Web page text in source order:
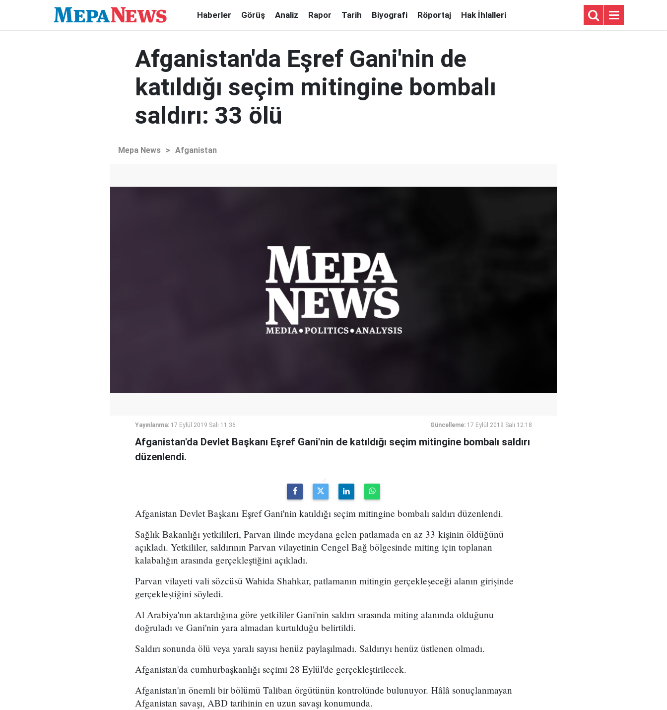
Haberler Görüş Analiz Rapor Tarih Biyografi Röportaj Hak İhlalleri
Afganistan'da Eşref Gani'nin de
katıldığı seçim mitingine bombalı
saldırı: 33 ölü
Mepa News > Afganistan
Yayınlanma: 17 Eylül 2019 Salı 11:36 Güncelleme: 17 Eylül 2019 Salı 12:18
Afganistan'da Devlet Başkanı Eşref Gani'nin de katıldığı seçim mitingine bombalı saldırı
düzenlendi.
Afganistan Devlet Başkanı Eşref Gani'nin katıldığı seçim mitingine bombalı saldırı düzenlendi.
Sağlık Bakanlığı yetkilileri, Parvan ilinde meydana gelen patlamada en az 33 kişinin öldüğünü
açıkladı. Yetkililer, saldırının Parvan vilayetinin Cengel Bağ bölgesinde miting için toplanan
kalabalığın arasında gerçekleştiğini açıkladı.
Parvan vilayeti vali sözcüsü Wahida Shahkar, patlamanın mitingin gerçekleşeceği alanın girişinde
gerçekleştiğini söyledi.
Al Arabiya'nın aktardığına göre yetkililer Gani'nin saldırı sırasında miting alanında olduğunu
doğruladı ve Gani'nin yara almadan kurtulduğu belirtildi.
Saldırı sonunda ölü veya yaralı sayısı henüz paylaşılmadı. Saldırıyı henüz üstlenen olmadı.
Afganistan'da cumhurbaşkanlığı seçimi 28 Eylül'de gerçekleştirilecek.
Afganistan'ın önemli bir bölümü Taliban örgütünün kontrolünde bulunuyor. Hâlâ sonuçlanmayan
Afganistan savaşı, ABD tarihinin en uzun savaşı konumunda.